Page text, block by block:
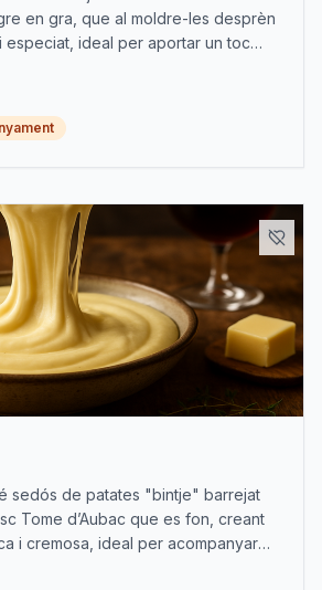
en gra, que al moldre-les desprèn
especiat, ideal per aportar un toc
sedós de patates "bintje" barrejat
Tome d’Aubac que es fon, creant
i cremosa, ideal per acompanyar